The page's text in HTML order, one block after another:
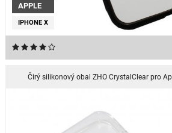
APPLE
IPHONE X
Čirý silikonový obal ZHO CrystalClear pro